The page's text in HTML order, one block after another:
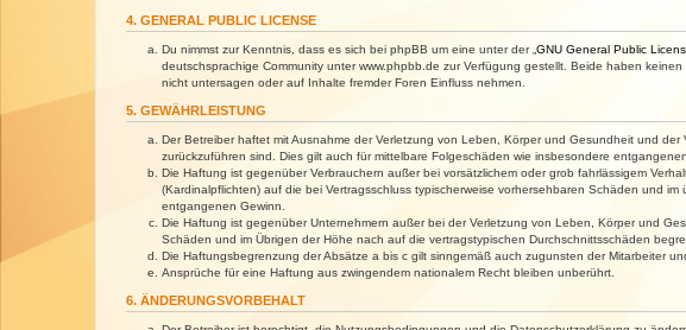
4. GENERAL PUBLIC LICENSE
Du nimmst zur Kenntnis, dass es sich bei phpBB um eine unter der „ GNU General Public
deutschsprachige Community unter www.phpbb.de zur Verfügung gestellt. Beide haben
nicht untersagen oder auf Inhalte fremder Foren Einfluss nehmen.
5. GEWÄHRLEISTUNG
Der Betreiber haftet mit Ausnahme der Verletzung von Leben, Körper und Gesundheit und
zurückzuführen sind. Dies gilt auch für mittelbare Folgeschäden wie insbesondere
Die Haftung ist gegenüber Verbrauchern außer bei vorsätzlichem oder grob fahrlässigem
(Kardinalpflichten) auf die bei Vertragsschluss typischerweise vorhersehbaren Schäden und
entgangenen Gewinn.
Die Haftung ist gegenüber Unternehmern außer bei der Verletzung von Leben, Körper und
Schäden und im Übrigen der Höhe nach auf die vertragstypischen Durchschnittsschäden
Die Haftungsbegrenzung der Absätze a bis c gilt sinngemäß auch zugunsten der Mitarbeiter
Ansprüche für eine Haftung aus zwingendem nationalem Recht bleiben unberührt.
6. ÄNDERUNGSVORBEHALT